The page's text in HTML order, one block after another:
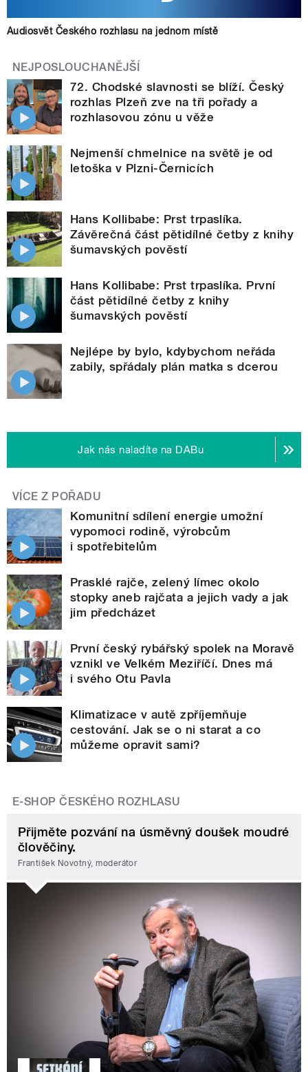
Audiosvět Českého rozhlasu na jednom místě
NEJPOSLOUCHANĚJŠÍ
72. Chodské slavnosti se blíží. Český
rozhlas Plzeň zve na tři pořady a
rozhlasovou zónu u věže
Nejmenší chmelnice na světě je od
letoška v Plzni-Černicích
Hans Kollibabe: Prst trpaslíka.
Závěrečná část pětidílné četby z knihy
šumavských pověstí
Hans Kollibabe: Prst trpaslíka. První
část pětidílné četby z knihy
šumavských pověstí
Nejlépe by bylo, kdybychom neřáda
zabily, spřádaly plán matka s dcerou
Jak nás naladíte na DABu
VÍCE Z POŘADU
Komunitní sdílení energie umožní
vypomoci rodině, výrobcům
i spotřebitelům
Prasklé rajče, zelený límec okolo
stopky aneb rajčata a jejich vady a jak
jim předcházet
První český rybářský spolek na Moravě
vznikl ve Velkém Meziříčí. Dnes má
i svého Otu Pavla
Klimatizace v autě zpříjemňuje
cestování. Jak se o ni starat a co
můžeme opravit sami?
E-SHOP ČESKÉHO ROZHLASU
Přijměte pozvání na úsměvný doušek moudré
člověčiny.
František Novotný, moderátor